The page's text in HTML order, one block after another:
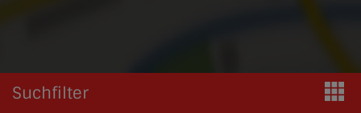
Suchfilter